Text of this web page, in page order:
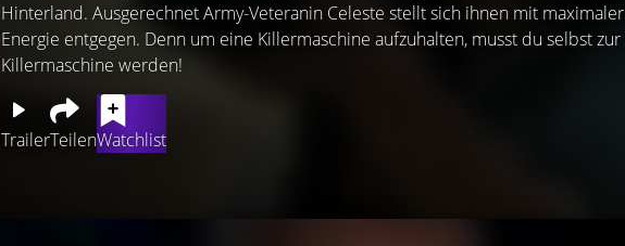
TrailerTeilenWatchlist
Hinterland. Ausgerechnet Army-Veteranin Celeste stellt sich ihnen mit maximaler
Energie entgegen. Denn um eine Killermaschine aufzuhalten, musst du selbst zur
Killermaschine werden!